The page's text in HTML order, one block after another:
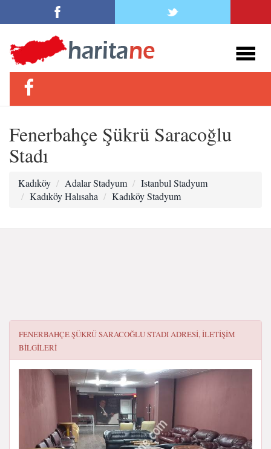
Fenerbahçe Şükrü Saracoğlu
Stadı
Kadıköy Adalar Stadyum
Istanbul Stadyum
Kadıköy Halısaha
Kadıköy Stadyum
FENERBAHÇE ŞÜKRÜ SARACOĞLU STADIADRESI, ILETIŞIM
BILGILERI